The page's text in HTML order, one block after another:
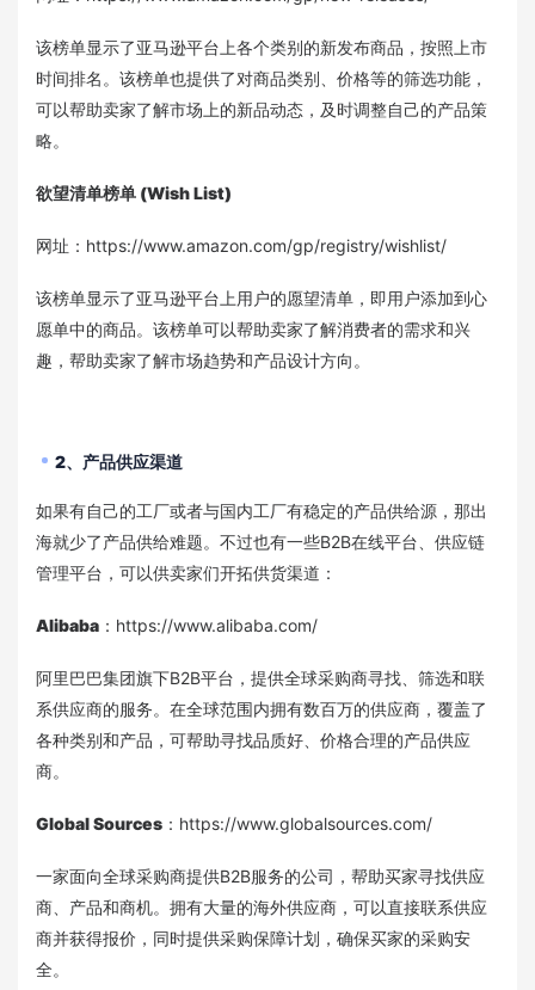
该榜单显示了亚马逊平台上各个类别的新发布商品，按照上市
时间排名。该榜单也提供了对商品类别、价格等的筛选功能，
可以帮助卖家了解市场上的新品动态，及时调整自己的产品策
略。
欲望清单榜单 (Wish List)
网址：https://www.amazon.com/gp/registry/wishlist/
该榜单显示了亚马逊平台上用户的愿望清单，即用户添加到心
愿单中的商品。该榜单可以帮助卖家了解消费者的需求和兴
趣，帮助卖家了解市场趋势和产品设计方向。
2、 产品供应渠道
如果有自己的工厂或者与国内工厂有稳定的产品供给源，那出
海就少了产品供给难题。不过也有一些B2B在线平台、供应链
管理平台，可以供卖家们开拓供货渠道：
Alibaba ：https://www.alibaba.com/
阿里巴巴集团旗下B2B平台，提供全球采购商寻找、筛选和联
系供应商的服务。在全球范围内拥有数百万的供应商，覆盖了
各种类别和产品，可帮助寻找品质好、价格合理的产品供应
商。
Global Sources ：https://www.globalsources.com/
一家面向全球采购商提供B2B服务的公司，帮助买家寻找供应
商、产品和商机。拥有大量的海外供应商，可以直接联系供应
商并获得报价，同时提供采购保障计划，确保买家的采购安
全。